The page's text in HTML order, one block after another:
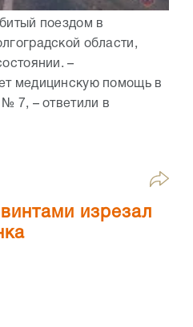
поездом в
области,
–
медицинскую помощь в
7, – ответили в
изрезал